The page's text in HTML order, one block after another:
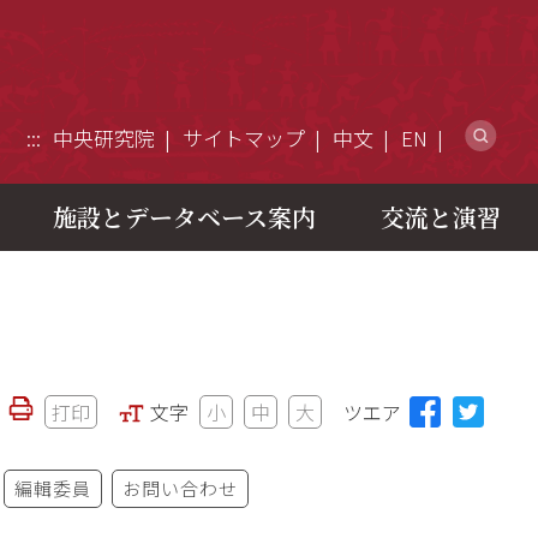
::: 中央研究院 サイトマップ 中文 EN
施設とデータベース案内 交流と演習
打印 文字 小 中 大 ツエア
編輯委員 お問い合わせ